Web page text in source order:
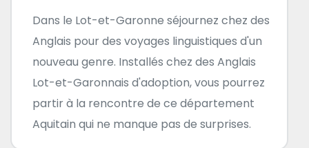
Dans le Lot-et-Garonne séjournez chez des
Anglais pour des voyages linguistiques d'un
nouveau genre. Installés chez des Anglais
Lot-et-Garonnais d'adoption, vous pourrez
partir à la rencontre de ce département
Aquitain qui ne manque pas de surprises.